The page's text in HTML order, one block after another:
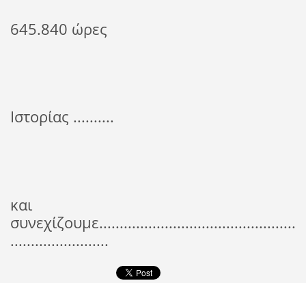
645.840 ώρες
Ιστορίας ..........
και
συνεχίζουμε................................................
........................